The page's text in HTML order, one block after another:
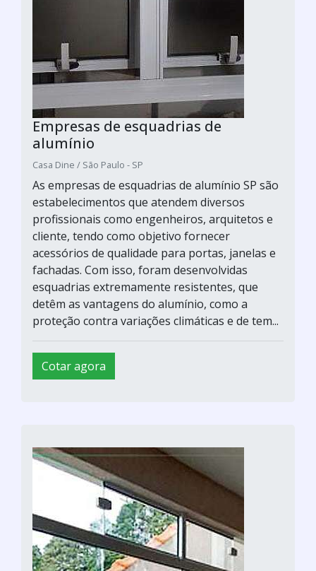
Empresas de esquadrias de
alumínio
Casa Dine / São Paulo - SP
As empresas de esquadrias de alumínio SP são
estabelecimentos que atendem diversos
profissionais como engenheiros, arquitetos e
cliente, tendo como objetivo fornecer
acessórios de qualidade para portas, janelas e
fachadas. Com isso, foram desenvolvidas
esquadrias extremamente resistentes, que
detêm as vantagens do alumínio, como a
proteção contra variações climáticas e de tem...
Cotar agora